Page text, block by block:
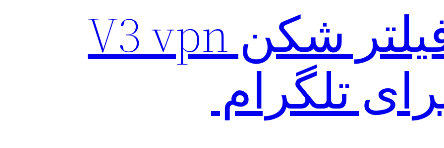
دانلود فیلتر شکن V3 vpn
تلگرام